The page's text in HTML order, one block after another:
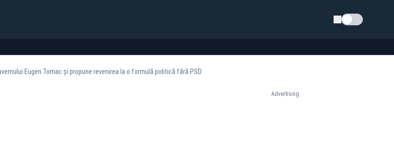
Schimba tema
Eugen Tomac și propune revenirea la o formulă politică fără PSD
Advertising